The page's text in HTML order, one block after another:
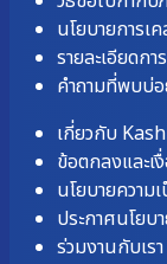
นโยบายการเ
รายละเอียดก
คำถามที่พบบ่
เกี่ยวกับ
ข้อตกลงและเ
นโยบายความ
ประกาศนโยบ
ร่วมงานกับเรา